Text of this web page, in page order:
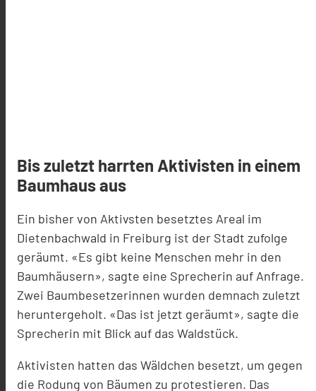
Bis zuletzt harrten Aktivisten in einem
Baumhaus aus
Ein bisher von Aktivsten besetztes Areal im
Dietenbachwald in Freiburg ist der Stadt zufolge
geräumt. «Es gibt keine Menschen mehr in den
Baumhäusern», sagte eine Sprecherin auf Anfrage.
Zwei Baumbesetzerinnen wurden demnach zuletzt
heruntergeholt. «Das ist jetzt geräumt», sagte die
Sprecherin mit Blick auf das Waldstück.
Aktivisten hatten das Wäldchen besetzt, um gegen
die Rodung von Bäumen zu protestieren. Das